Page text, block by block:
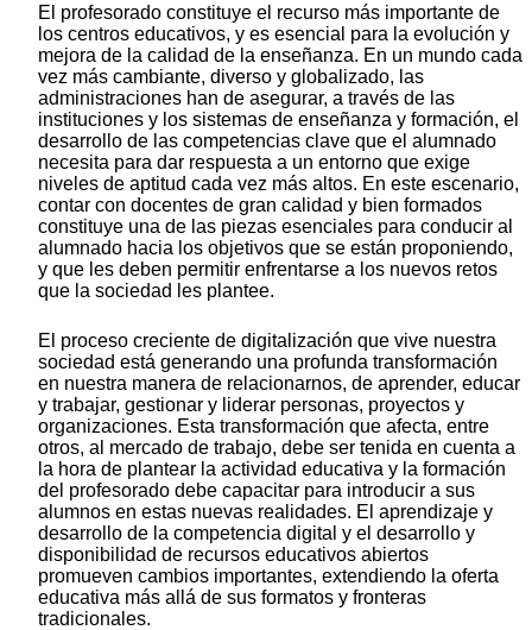
El profesorado constituye el recurso más importante de
los centros educativos, y es esencial para la evolución y
mejora de la calidad de la enseñanza. En un mundo cada
vez más cambiante, diverso y globalizado, las
administraciones han de asegurar, a través de las
instituciones y los sistemas de enseñanza y formación, el
desarrollo de las competencias clave que el alumnado
necesita para dar respuesta a un entorno que exige
niveles de aptitud cada vez más altos. En este escenario,
contar con docentes de gran calidad y bien formados
constituye una de las piezas esenciales para conducir al
alumnado hacia los objetivos que se están proponiendo,
y que les deben permitir enfrentarse a los nuevos retos
que la sociedad les plantee.
El proceso creciente de digitalización que vive nuestra
sociedad está generando una profunda transformación
en nuestra manera de relacionarnos, de aprender, educar
y trabajar, gestionar y liderar personas, proyectos y
organizaciones. Esta transformación que afecta, entre
otros, al mercado de trabajo, debe ser tenida en cuenta a
la hora de plantear la actividad educativa y la formación
del profesorado debe capacitar para introducir a sus
alumnos en estas nuevas realidades. El aprendizaje y
desarrollo de la competencia digital y el desarrollo y
disponibilidad de recursos educativos abiertos
promueven cambios importantes, extendiendo la oferta
educativa más allá de sus formatos y fronteras
tradicionales.